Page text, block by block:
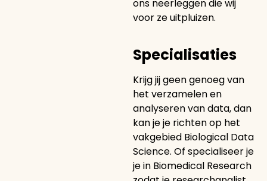
ons neerleggen die wij
voor ze uitpluizen.
Specialisaties
Krijg jij geen genoeg van
het verzamelen en
analyseren van data, dan
kan je je richten op het
vakgebied Biological Data
Science. Of specialiseer je
je in Biomedical Research